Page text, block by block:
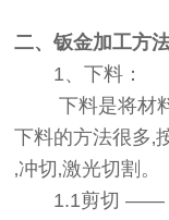
二、钣金加工方
1、下料：
下料是将材料
下料的方法很多‚
‚冲切‚激光切割。
1.1剪切 —— 用